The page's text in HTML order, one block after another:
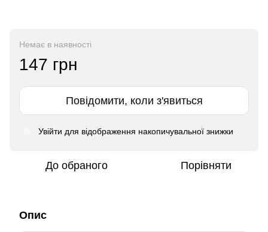
Немає в наявності
147 грн
Повідомити, коли з'явиться
Увійти для відображення накопичувальної знижки
До обраного Порівняти
Опис